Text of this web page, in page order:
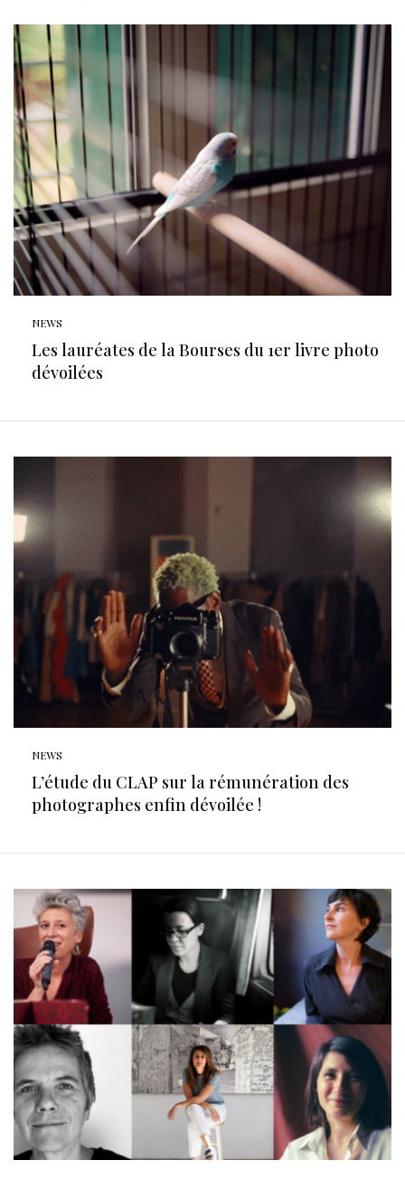
NEWS
Les lauréates de la Bourses du 1er livre photo
dévoilées
NEWS
L’étude du CLAP sur la rémunération des
photographes enfin dévoilée !